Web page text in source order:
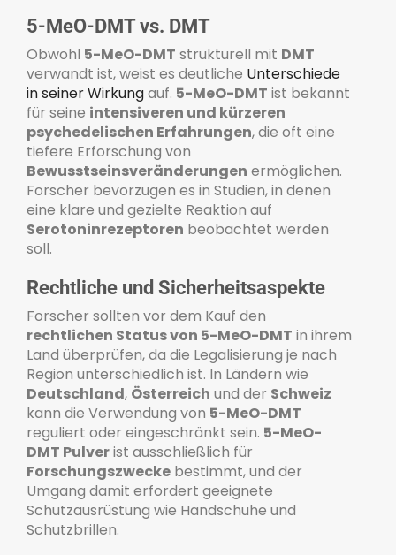
5-MeO-DMT vs. DMT
Obwohl 5-MeO-DMT strukturell mit DMT
verwandt ist, weist es deutliche Unterschiede
in seiner Wirkungauf. 5-MeO-DMT ist bekannt
für seine intensiveren und kürzeren
psychedelischen Erfahrungen, die oft eine
tiefere Erforschung von
Bewusstseinsveränderungen ermöglichen.
Forscher bevorzugen es in Studien, in denen
eine klare und gezielte Reaktion auf
Serotoninrezeptoren beobachtet werden
soll.
Rechtliche und Sicherheitsaspekte
Forscher sollten vor dem Kauf den
rechtlichen Status von 5-MeO-DMT in ihrem
Land überprüfen, da die Legalisierung je nach
Region unterschiedlich ist. In Ländern wie
Deutschland, Österreich und der Schweiz
kann die Verwendung von 5-MeO-DMT
reguliert oder eingeschränkt sein. 5-MeO-
DMT Pulverist ausschließlich für
Forschungszwecke bestimmt, und der
Umgang damit erfordert geeignete
Schutzausrüstung wie Handschuhe und
Schutzbrillen.